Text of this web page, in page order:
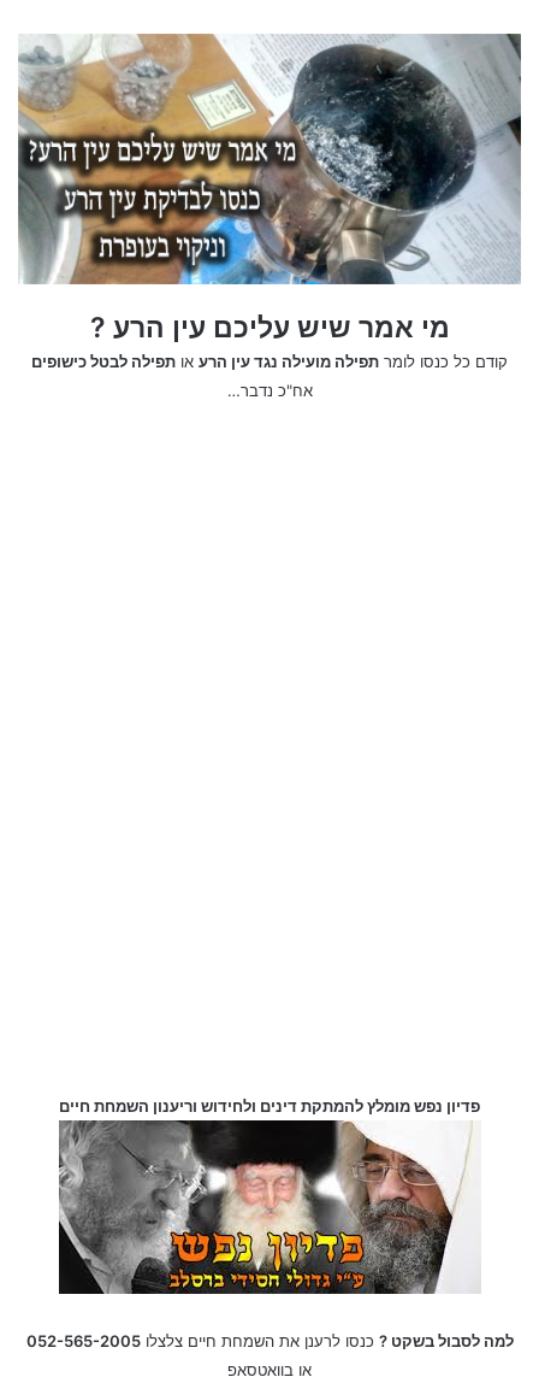
מי אמר שיש עליכם עין הרע ?
קודם כל כנסו לומר תפילה מועילה נגד עין הרע או תפילה לבטל כישופים
אח"כ נדבר…
פדיון נפש מומלץ להמתקת דינים ולחידוש וריענון השמחת חיים
למה לסבול בשקט ? כנסו לרענן את השמחת חיים צלצלו052-565-2005
או בוואטסאפ